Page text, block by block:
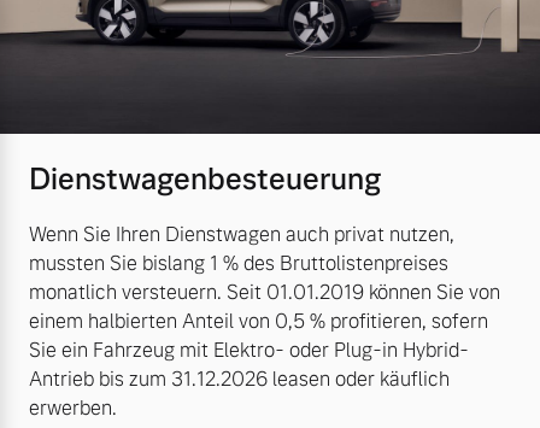
Dienstwagenbesteuerung
Wenn Sie Ihren Dienstwagen auch privat nutzen,
mussten Sie bislang 1 % des Bruttolistenpreises
monatlich versteuern. Seit 01.01.2019 können Sie von
einem halbierten Anteil von 0,5 % profitieren, sofern
Sie ein Fahrzeug mit Elektro- oder Plug-in Hybrid-
Antrieb bis zum 31.12.2026 leasen oder käuflich
erwerben.